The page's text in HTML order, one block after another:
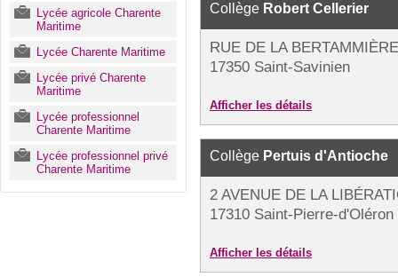
Lycée agricole Charente
Maritime
Lycée Charente Maritime
Lycée privé Charente
Maritime
Lycée professionnel
Charente Maritime
Lycée professionnel privé
Charente Maritime
Collège Robert Cellerier
RUE DE LA
17350 Saint-Savinien
Afficher les détails
Collège Pertuis d'Antioche
2 AVENUE DE LA
17310 Saint-Pierre-d'Oléron
Afficher les détails